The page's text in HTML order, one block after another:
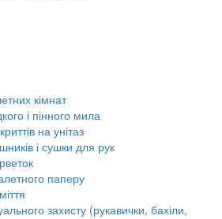
кімнат
і пінного мила
на унітаз
і сушки для рук
паперу
захисту (рукавички, бахіли,